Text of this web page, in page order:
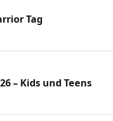
Tag
– Kids und Teens